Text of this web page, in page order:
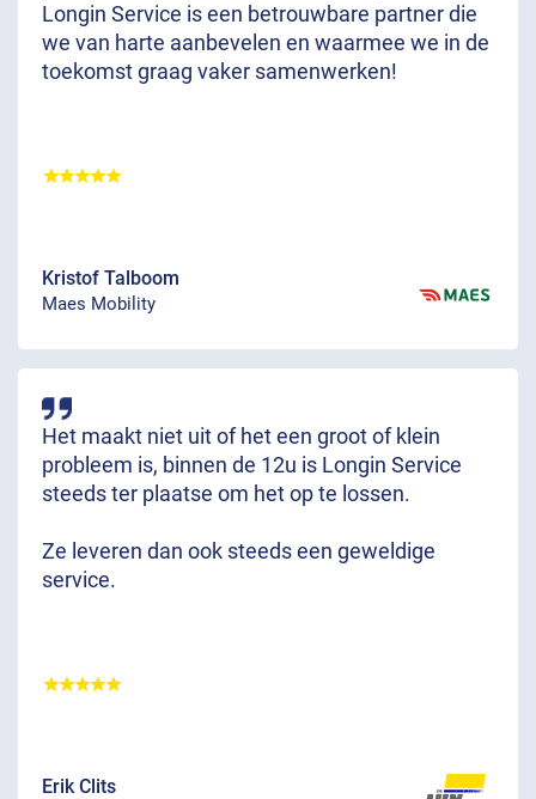
Longin Service is een betrouwbare partner die
we van harte aanbevelen en waarmee we in de
toekomst graag vaker samenwerken!
Kristof Talboom
Maes Mobility
Het maakt niet uit of het een groot of klein
probleem is, binnen de 12u is Longin Service
steeds ter plaatse om het op te lossen.
Ze leveren dan ook steeds een geweldige
service.
Erik Clits